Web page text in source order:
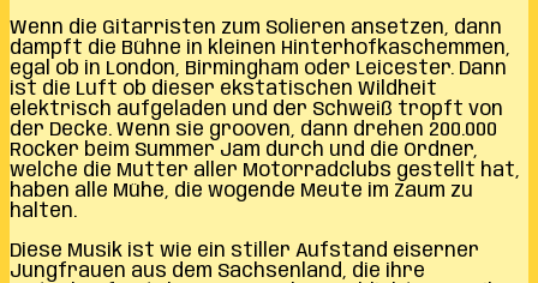
Wenn die Gitarristen zum Solieren ansetzen, dann
dampft die Bühne in kleinen Hinterhofkaschemmen,
egal ob in London, Birmingham oder Leicester. Dann
ist die Luft ob dieser ekstatischen Wildheit
elektrisch aufgeladen und der Schweiß tropft von
der Decke. Wenn sie grooven, dann drehen 200.000
Rocker beim Summer Jam durch und die Ordner,
welche die Mutter aller Motorradclubs gestellt hat,
haben alle Mühe, die wogende Meute im Zaum zu
halten.
Diese Musik ist wie ein stiller Aufstand eiserner
Jungfrauen aus dem Sachsenland, die ihre